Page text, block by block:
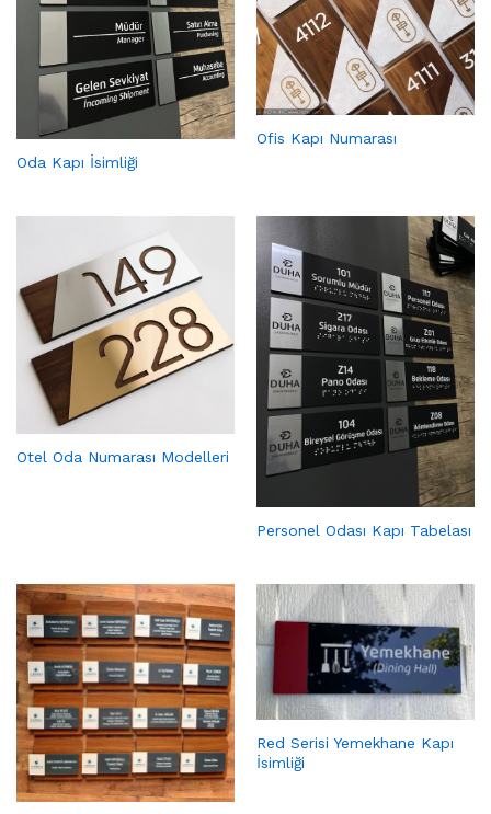
Oda Kapı İsimliği
Ofis Kapı Numarası
Otel Oda Numarası Modelleri
Personel Odası Kapı Tabelası
Red Serisi Yemekhane Kapı
İsimliği